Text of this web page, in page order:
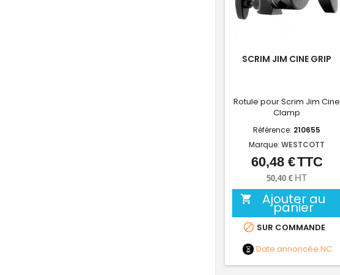
SCRIM JIM CINE GRIP
Rotule pour Scrim Jim Cine
Clamp
Référence: 210655
Marque: WESTCOTT
Prix
60,48 €TTC
50,40 € HT
 Ajouter au
panier
 SUR COMMANDE
Date annoncée NC